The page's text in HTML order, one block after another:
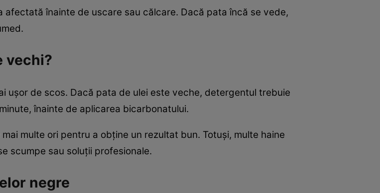
înainte de uscare sau călcare. Dacă pata încă se vede,
vechi?
ușor de scos. Dacă pata de ulei este veche, detergentul trebuie
înainte de aplicarea bicarbonatului.
multe ori pentru a obține un rezultat bun. Totuși, multe haine
scumpe sau soluții profesionale.
negre